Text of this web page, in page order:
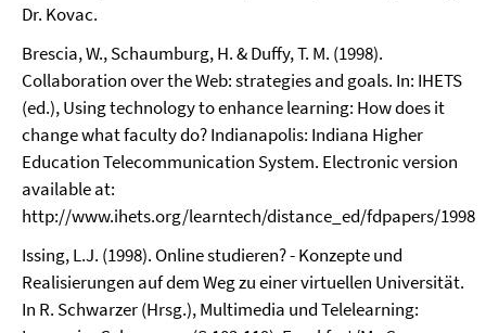
Dr. Kovac.
Brescia, W., Schaumburg, H. & Duffy, T. M. (1998).
Collaboration over the Web: strategies and goals. In: IHETS
(ed.), Using technology to enhance learning: How does it
change what faculty do? Indianapolis: Indiana Higher
Education Telecommunication System. Electronic version
available at:
http://www.ihets.org/learntech/distance_ed/fdpapers/
Issing, L.J. (1998). Online studieren? - Konzepte und
Realisierungen auf dem Weg zu einer virtuellen Universität.
In R. Schwarzer (Hrsg.), Multimedia und Telelearning: